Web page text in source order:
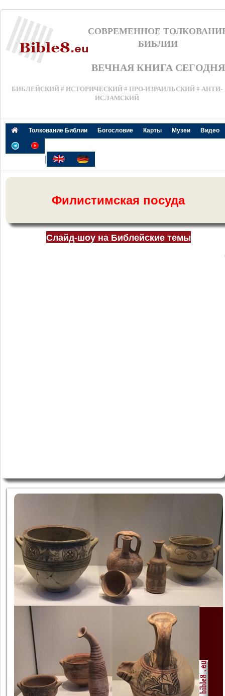
СОВРЕМЕННОЕ
БИБЛИИ
ВЕЧНАЯ КНИГА СЕГОДНЯ
БИБЛЕЙСКИЙ # ИСТОРИЧЕСКИЙ # ПРО-ИЗРАИЛЬСКИЙ # АНТИ-
ИСЛАМСКИЙ
Толкование Библии Богословие Карты Музеи Видео
|
Филистимская посуда
Слайд-шоу на Библейские темы